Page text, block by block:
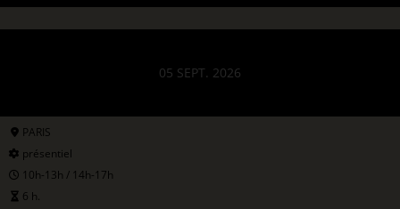
05 SEPT. 2026
PARIS
présentiel
10h-13h / 14h-17h
6 h.